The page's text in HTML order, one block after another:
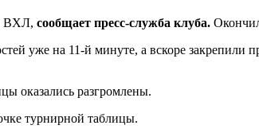
ВХЛ, сообщает пресс-служба клуба.
уже на 11-й минуте, а вскоре закрепили
оказались разгромлены.
турнирной таблицы.